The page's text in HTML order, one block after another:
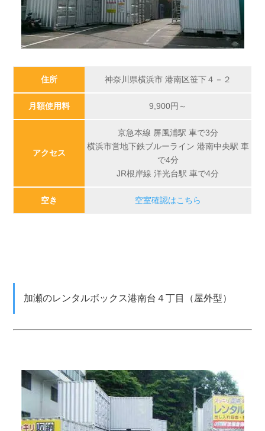
住所 神奈川県横浜市 港南区笹下４－２
月額使用料 9,900円～
アクセス
京急本線 屏風浦駅 車で3分
横浜市営地下鉄ブルーライン 港南中央駅 車
で4分
JR根岸線 洋光台駅 車で4分
空き 空室確認はこちら
加瀬のレンタルボックス港南台４丁目（屋外型）